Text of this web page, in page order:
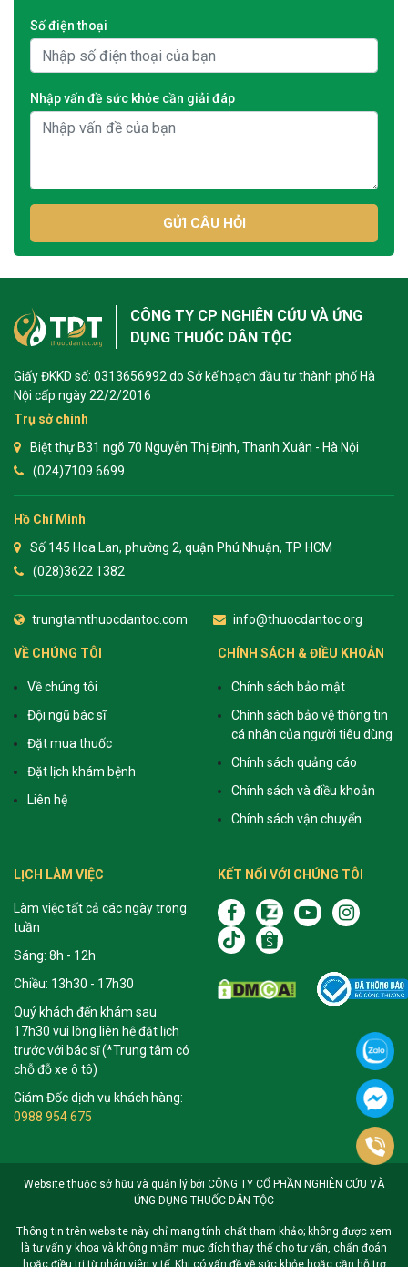
Số điện thoại
Nhập vấn đề sức khỏe cần giải đáp
GỬI CÂU HỎI
CÔNG TY CP NGHIÊN CỨU VÀ ỨNG
DỤNG THUỐC DÂN TỘC
Giấy ĐKKD số: 0313656992 do Sở kế hoạch đầu tư thành phố Hà
Nội cấp ngày 22/2/2016
Trụ sở chính
Biệt thự B31 ngõ 70 Nguyễn Thị Định, Thanh Xuân - Hà Nội
(024)7109 6699
Hồ Chí Minh
Số 145 Hoa Lan, phường 2, quận Phú Nhuận, TP. HCM
(028)3622 1382
trungtamthuocdantoc.com info@thuocdantoc.org
VỀ CHÚNG TÔI
Về chúng tôi
Đội ngũ bác sĩ
Đặt mua thuốc
Đặt lịch khám bệnh
Liên hệ
CHÍNH SÁCH & ĐIỀU KHOẢN
Chính sách bảo mật
Chính sách bảo vệ thông tin
cá nhân của người tiêu dùng
Chính sách quảng cáo
Chính sách và điều khoản
Chính sách vận chuyển
LỊCH LÀM VIỆC
Làm việc tất cả các ngày trong
tuần
Sáng: 8h - 12h
Chiều: 13h30 - 17h30
Quý khách đến khám sau
17h30 vui lòng liên hệ đặt lịch
trước với bác sĩ (*Trung tâm có
chỗ đỗ xe ô tô)
Giám Đốc dịch vụ khách hàng:
0988 954 675
KẾT NỐI VỚI CHÚNG TÔI
Website thuộc sở hữu và quản lý bởi CÔNG TY CỔ PHẦN NGHIÊN CỨU VÀ
ỨNG DỤNG THUỐC DÂN TỘC
Thông tin trên website này chỉ mang tính chất tham khảo; không được xem
là tư vấn y khoa và không nhằm mục đích thay thế cho tư vấn, chẩn đoán
hoặc điều trị từ nhân viên y tế. Khi có vấn đề về sức khỏe hoặc cần hỗ trợ